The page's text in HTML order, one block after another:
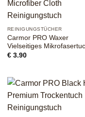
REINIGUNGSTÜCHER
Carmor PRO Waxer
Vielseitiges
€3.90